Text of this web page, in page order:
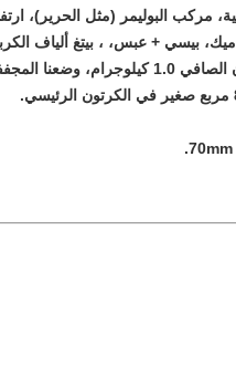
1.75 و 3.003. باكينغ: نستخدم البلاستيك بكرة،